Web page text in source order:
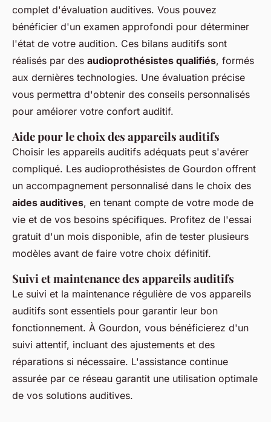
complet d'évaluation auditives. Vous pouvez
bénéficier d'un examen approfondi pour déterminer
l'état de votre audition. Ces bilans auditifs sont
réalisés par des audioprothésistes qualifiés, formés
aux dernières technologies. Une évaluation précise
vous permettra d'obtenir des conseils personnalisés
pour améiorer votre confort auditif.
Aide pour le choix des appareils auditifs
Choisir les appareils auditifs adéquats peut s'avérer
compliqué. Les audioprothésistes de Gourdon offrent
un accompagnement personnalisé dans le choix des
aides auditives, en tenant compte de votre mode de
vie et de vos besoins spécifiques. Profitez de l'essai
gratuit d'un mois disponible, afin de tester plusieurs
modèles avant de faire votre choix définitif.
Suivi et maintenance des appareils auditifs
Le suivi et la maintenance régulière de vos appareils
auditifs sont essentiels pour garantir leur bon
fonctionnement. À Gourdon, vous bénéficierez d'un
suivi attentif, incluant des ajustements et des
réparations si nécessaire. L'assistance continue
assurée par ce réseau garantit une utilisation optimale
de vos solutions auditives.